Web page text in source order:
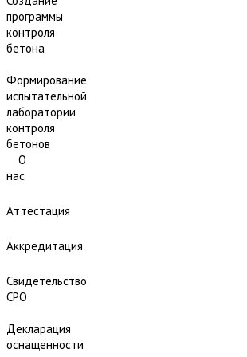
программы
контроля
бетона
Формирование
испытательной
лаборатории
контроля
бетонов
О
нас
Аттестация
Аккредитация
Свидетельство
СРО
Декларация
оснащенности